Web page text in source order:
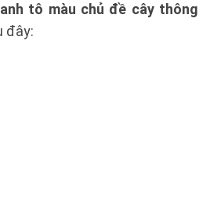
tô màu chủ đề cây thông
đây: